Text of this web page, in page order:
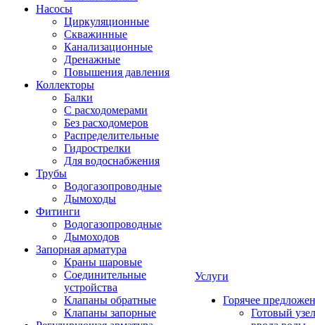
Насосы
Циркуляционные
Скважинные
Канализационные
Дренажные
Повышения давления
Коллекторы
Балки
С расходомерами
Без расходомеров
Распределительные
Гидрострелки
Для водоснабжения
Трубы
Водогазопроводные
Дымоходы
Фитинги
Водогазопроводные
Дымоходов
Запорная арматура
Краны шаровые
Соединительные
устройства
Клапаны обратные
Клапаны запорные
Услуги
Горячее
Готовый узел